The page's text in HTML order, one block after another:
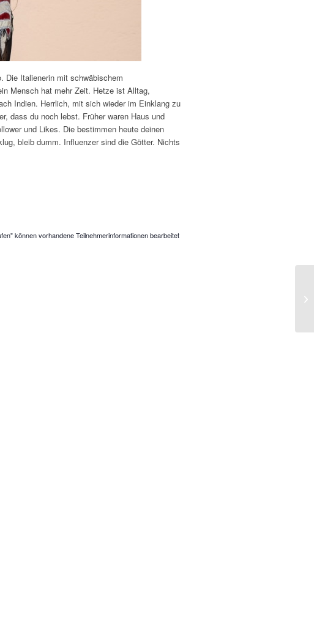
Die Italienerin mit schwäbischem
Mensch hat mehr Zeit. Hetze ist Alltag,
Indien. Herrlich, mit sich wieder im Einklang zu
dass du noch lebst. Früher waren Haus und
und Likes. Die bestimmen heute deinen
bleib dumm. Influenzer sind die Götter. Nichts
können vorhandene Teilnehmerinformationen bearbeitet